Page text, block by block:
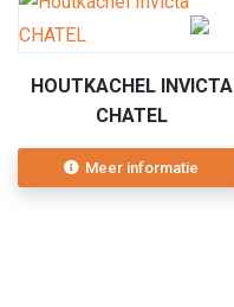
HOUTKACHEL INVICTA
CHATEL
Meer informatie